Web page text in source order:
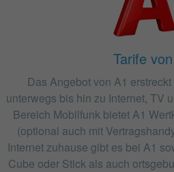
Tarife
Das Angebot von A1
unterwegs bis hin zu Internet, TV
Bereich Mobilfunk bietet A1
(optional auch mit
Internet zuhause gibt es bei A1
Cube oder Stick als auch